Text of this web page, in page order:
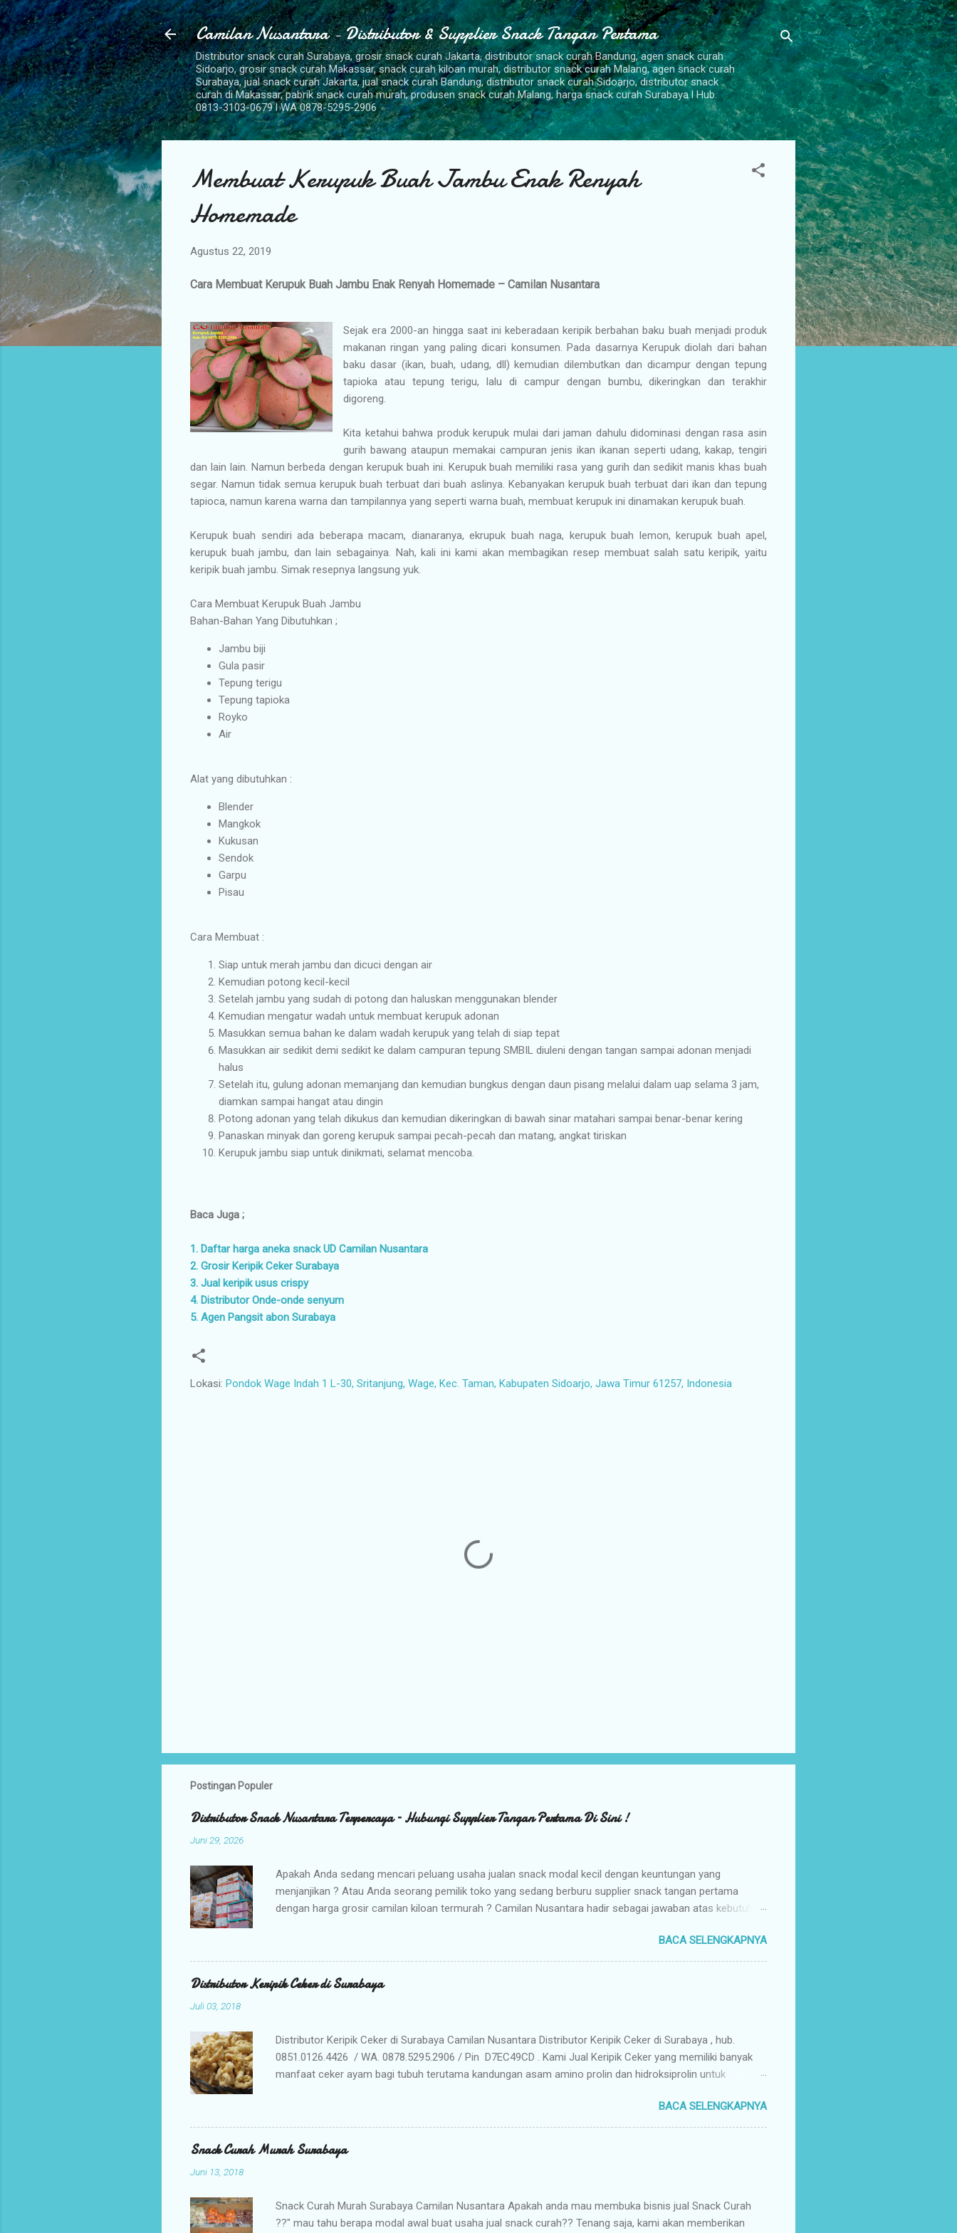
Langsung ke konten utama
Camilan Nusantara - Distributor & Supplier Snack Tangan Pertama
Distributor snack curah Surabaya, grosir snack curah Jakarta, distributor snack curah Bandung, agen snack curah
Sidoarjo, grosir snack curah Makassar, snack curah kiloan murah, distributor snack curah Malang, agen snack curah
Surabaya, jual snack curah Jakarta, jual snack curah Bandung, distributor snack curah Sidoarjo, distributor snack
curah di Makassar, pabrik snack curah murah, produsen snack curah Malang, harga snack curah Surabaya l Hub.
0813-3103-0679 l WA 0878-5295-2906
Membuat Kerupuk Buah Jambu Enak Renyah
Homemade
Agustus 22, 2019
Cara Membuat Kerupuk Buah Jambu Enak Renyah Homemade – Camilan Nusantara
Sejak era 2000-an hingga saat ini keberadaan keripik berbahan baku buah menjadi produk
makanan ringan yang paling dicari konsumen. Pada dasarnya Kerupuk diolah dari bahan
baku dasar (ikan, buah, udang, dll) kemudian dilembutkan dan dicampur dengan tepung
tapioka atau tepung terigu, lalu di campur dengan bumbu, dikeringkan dan terakhir
digoreng.
Kita ketahui bahwa produk kerupuk mulai dari jaman dahulu didominasi dengan rasa asin
gurih bawang ataupun memakai campuran jenis ikan ikanan seperti udang, kakap, tengiri
dan lain lain. Namun berbeda dengan kerupuk buah ini. Kerupuk buah memiliki rasa yang gurih dan sedikit manis khas buah
segar. Namun tidak semua kerupuk buah terbuat dari buah aslinya. Kebanyakan kerupuk buah terbuat dari ikan dan tepung
tapioca, namun karena warna dan tampilannya yang seperti warna buah, membuat kerupuk ini dinamakan kerupuk buah.
Kerupuk buah sendiri ada beberapa macam, dianaranya, ekrupuk buah naga, kerupuk buah lemon, kerupuk buah apel,
kerupuk buah jambu, dan lain sebagainya. Nah, kali ini kami akan membagikan resep membuat salah satu keripik, yaitu
keripik buah jambu. Simak resepnya langsung yuk.
Cara Membuat Kerupuk Buah Jambu
Bahan-Bahan Yang Dibutuhkan ;
Jambu biji
Gula pasir
Tepung terigu
Tepung tapioka
Royko
Air
Alat yang dibutuhkan :
Blender
Mangkok
Kukusan
Sendok
Garpu
Pisau
Cara Membuat :
Siap untuk merah jambu dan dicuci dengan air
Kemudian potong kecil-kecil
Setelah jambu yang sudah di potong dan haluskan menggunakan blender
Kemudian mengatur wadah untuk membuat kerupuk adonan
Masukkan semua bahan ke dalam wadah kerupuk yang telah di siap tepat
Masukkan air sedikit demi sedikit ke dalam campuran tepung SMBIL diuleni dengan tangan sampai adonan menjadi
halus
Setelah itu, gulung adonan memanjang dan kemudian bungkus dengan daun pisang melalui dalam uap selama 3 jam,
diamkan sampai hangat atau dingin
Potong adonan yang telah dikukus dan kemudian dikeringkan di bawah sinar matahari sampai benar-benar kering
Panaskan minyak dan goreng kerupuk sampai pecah-pecah dan matang, angkat tiriskan
Kerupuk jambu siap untuk dinikmati, selamat mencoba.
Baca Juga ;
1. Daftar harga aneka snack UD Camilan Nusantara
2. Grosir Keripik Ceker Surabaya
3. Jual keripik usus crispy
4. Distributor Onde-onde senyum
5. Agen Pangsit abon Surabaya
Lokasi: Pondok Wage Indah 1 L-30, Sritanjung, Wage, Kec. Taman, Kabupaten Sidoarjo, Jawa Timur 61257, Indonesia
Postingan Populer
Distributor Snack Nusantara Terpercaya – Hubungi Supplier Tangan Pertama Di Sini !
Juni 29, 2026
Apakah Anda sedang mencari peluang usaha jualan snack modal kecil dengan keuntungan yang
menjanjikan ? Atau Anda seorang pemilik toko yang sedang berburu supplier snack tangan pertama
dengan harga grosir camilan kiloan termurah ? Camilan Nusantara hadir sebagai jawaban atas kebutuhan
jajanan tradisional dan camilan kering berkualitas premium langsung dari gudang pusat (tangan pertama).
Mengapa Memilih Camilan Nusantara sebagai Mitra Bisnis Anda ? Harga Grosir Tangan Pertama : Karena
kami adalah distributor utama, Anda mendapatkan jaminan harga termurah untuk memaksimalkan margin
keuntungan Anda saat dijual kembali. Kualitas & Rasa Terjamin : Produk dikemas secara higienis, renyah,
BACA SELENGKAPNYA
Distributor Keripik Ceker di Surabaya
Juli 03, 2018
Distributor Keripik Ceker di Surabaya Camilan Nusantara Distributor Keripik Ceker di Surabaya , hub.
0851.0126.4426 / WA. 0878.5295.2906 / Pin D7EC49CD . Kami Jual Keripik Ceker yang memiliki banyak
manfaat ceker ayam bagi tubuh terutama kandungan asam amino prolin dan hidroksiprolin untuk
merupakan makanan ringan yang digoreng hingga krispi dan garing. Bumbu rempah-rempah yang
digunakan membuat rasa Keripik Ceker menjadi semakin menggoda. Rasa yang gurih dan renyah
membuat Keripik Ceker bisa menjadi pilihan istimewa untuk oleh-oleh keluarga. Keripik ceker ayam
adalah camilan khas Surabaya dengan cita rasa yang enak dan tekstur yang renyah kriuk banget,
BACA SELENGKAPNYA
Snack Curah Murah Surabaya
Juni 13, 2018
Snack Curah Murah Surabaya Camilan Nusantara Apakah anda mau membuka bisnis jual Snack Curah
??" mau tahu berapa modal awal buat usaha jual snack curah?? Tenang saja, kami akan memberikan